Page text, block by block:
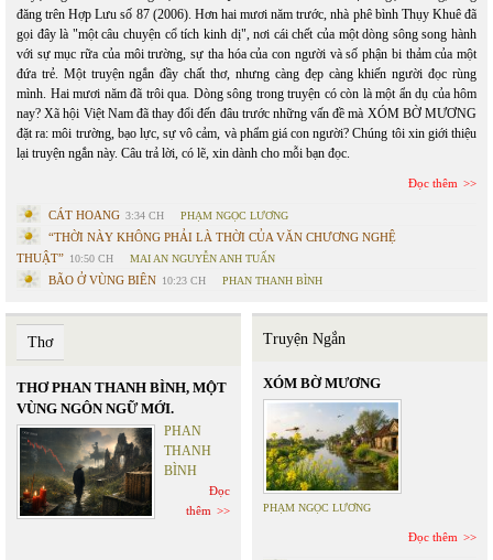
đăng trên Hợp Lưu số 87 (2006). Hơn hai mươi năm trước, nhà phê bình Thụy Khuê đã
gọi đây là "một câu chuyện cổ tích kinh dị", nơi cái chết của một dòng sông song hành
với sự mục rữa của môi trường, sự tha hóa của con người và số phận bi thảm của một
đứa trẻ. Một truyện ngắn đầy chất thơ, nhưng càng đẹp càng khiến người đọc rùng
mình. Hai mươi năm đã trôi qua. Dòng sông trong truyện có còn là một ẩn dụ của hôm
nay? Xã hội Việt Nam đã thay đổi đến đâu trước những vấn đề mà XÓM BỜ MƯƠNG
đặt ra: môi trường, bạo lực, sự vô cảm, và phẩm giá con người? Chúng tôi xin giới thiệu
lại truyện ngắn này. Câu trả lời, có lẽ, xin dành cho mỗi bạn đọc.
Đọc thêm
CÁT HOANG 3:34 CH PHẠM NGỌC LƯƠNG
“THỜI NÀY KHÔNG PHẢI LÀ THỜI CỦA VĂN CHƯƠNG NGHỆ
THUẬT” 10:50 CH MAI AN NGUYỄN ANH TUẤN
BÃO Ở VÙNG BIÊN 10:23 CH PHAN THANH BÌNH
Thơ
THƠ PHAN THANH BÌNH, MỘT
VÙNG NGÔN NGỮ MỚI.
PHAN
THANH
BÌNH
Đọc
thêm
Truyện Ngắn
XÓM BỜ MƯƠNG
PHẠM NGỌC LƯƠNG
Đọc thêm